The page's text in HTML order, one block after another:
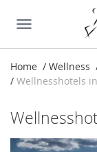
Home Wellness
Wellnesshotels